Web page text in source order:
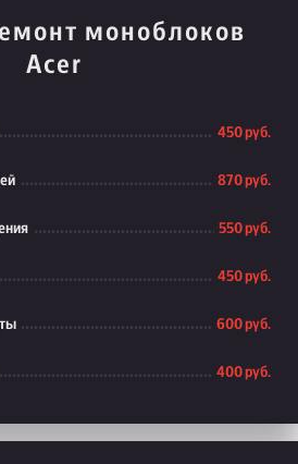
моноблоков
Acer
450 руб.
870 руб.
550 руб.
450 руб.
600 руб.
400 руб.